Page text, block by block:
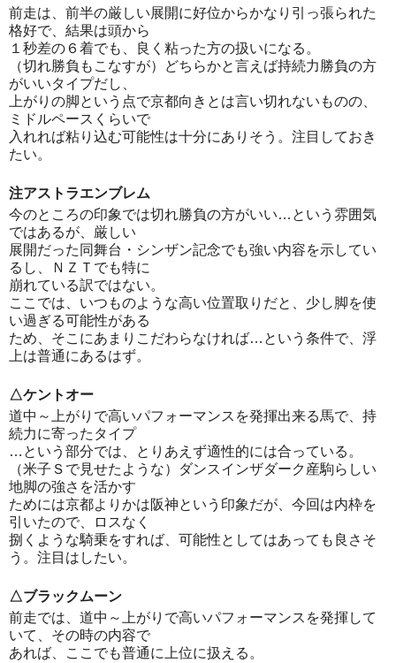
前走は、前半の厳しい展開に好位からかなり引っ張られた
格好で、結果は頭から
１秒差の６着でも、良く粘った方の扱いになる。
（切れ勝負もこなすが）どちらかと言えば持続力勝負の方
がいいタイプだし、
上がりの脚という点で京都向きとは言い切れないものの、
ミドルペースくらいで
入れれば粘り込む可能性は十分にありそう。注目しておき
たい。
注アストラエンブレム
今のところの印象では切れ勝負の方がいい…という雰囲気
ではあるが、厳しい
展開だった同舞台・シンザン記念でも強い内容を示してい
るし、ＮＺＴでも特に
崩れている訳ではない。
ここでは、いつものような高い位置取りだと、少し脚を使
い過ぎる可能性がある
ため、そこにあまりこだわらなければ…という条件で、浮
上は普通にあるはず。
△ケントオー
道中～上がりで高いパフォーマンスを発揮出来る馬で、持
続力に寄ったタイプ
…という部分では、とりあえず適性的には合っている。
（米子Ｓで見せたような）ダンスインザダーク産駒らしい
地脚の強さを活かす
ためには京都よりかは阪神という印象だが、今回は内枠を
引いたので、ロスなく
捌くような騎乗をすれば、可能性としてはあっても良さそ
う。注目はしたい。
△ブラックムーン
前走では、道中～上がりで高いパフォーマンスを発揮して
いて、その時の内容で
あれば、ここでも普通に上位に扱える。